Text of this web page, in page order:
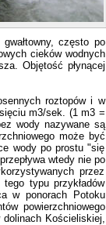
często po
cieków wodnych
Objętość płynącej
roztopów i w
m3/sek. (1 m3 =
wody nazywane są
może być
wody po prostu "się
wtedy nie po
przez
typu przykładów
w ponorach Potoku
powierzchniowego
Kościeliskiej,